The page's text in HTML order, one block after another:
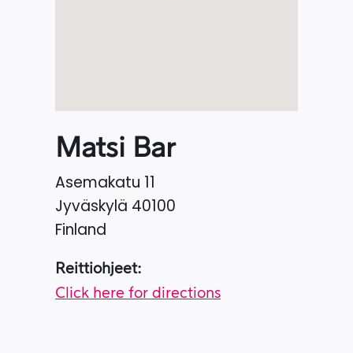
Matsi Bar
Asemakatu 11
Jyväskylä 40100
Finland
Reittiohjeet:
Click here for directions